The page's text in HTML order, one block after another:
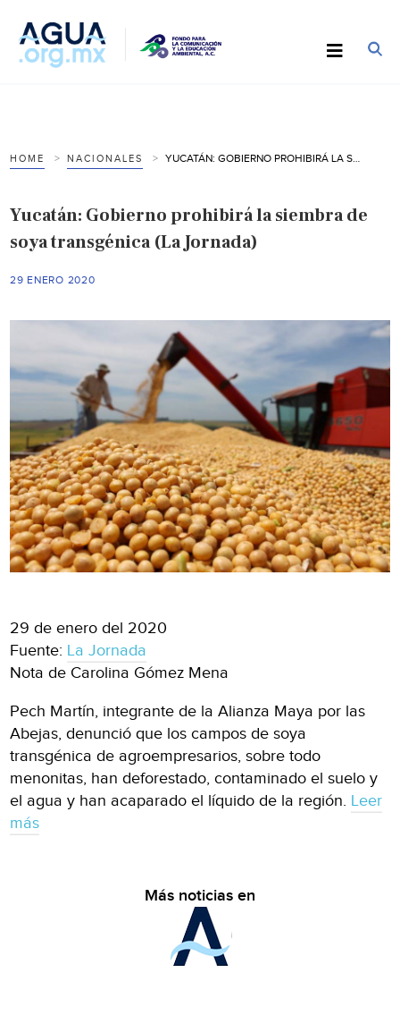
HOME NACIONALES
Yucatán: Gobierno prohibirá la siembra de
soya transgénica (La Jornada)
29 ENERO 2020
29 de enero del 2020
Fuente: La Jornada
Nota de Carolina Gómez Mena
Pech Martín, integrante de la Alianza Maya por las
Abejas, denunció que los campos de soya
transgénica de agroempresarios, sobre todo
menonitas, han deforestado, contaminado el suelo y
el agua y han acaparado el líquido de la región. Leer
más
Más noticias en